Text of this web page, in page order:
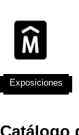
Catálogo
Exposiciones